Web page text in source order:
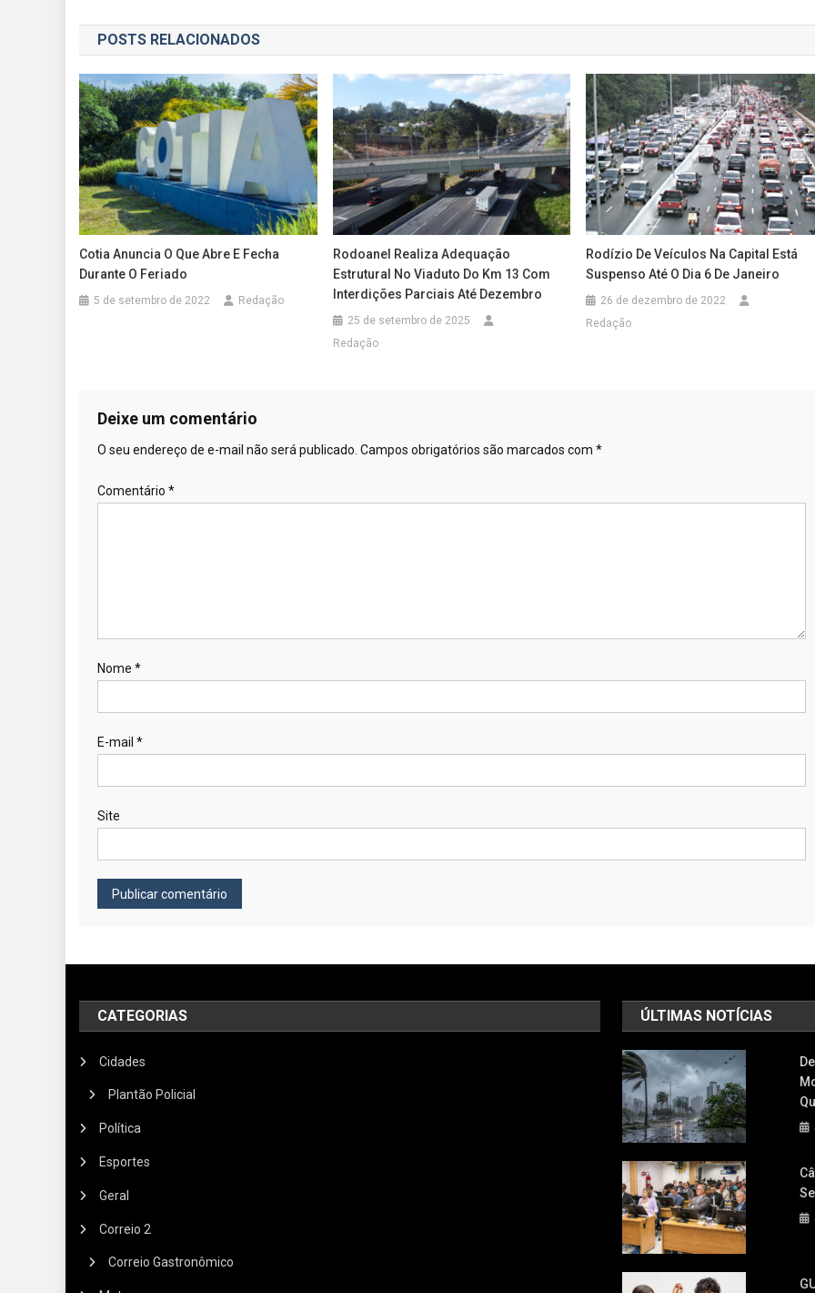
de
Post
POSTS RELACIONADOS
Cotia Anuncia O Que Abre E Fecha
Durante O Feriado
5 de setembro de 2022 Redação
Rodoanel Realiza Adequação
Estrutural No Viaduto Do Km 13 Com
Interdições Parciais Até Dezembro
25 de setembro de 2025
Redação
Rodízio De Veículos Na Capital Está
Suspenso Até O Dia 6 De Janeiro
26 de dezembro de 2022
Redação
Deixe um comentário
O seu endereço de e-mail não será publicado. Campos obrigatórios são marcados com *
Comentário *
Nome *
E-mail *
Site
CATEGORIAS
Cidades
Plantão Policial
Política
Esportes
Geral
Correio 2
Correio Gastronômico
ÚLTIMAS NOTÍCIAS